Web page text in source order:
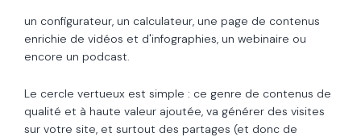
un configurateur, un calculateur, une page de contenus
enrichie de vidéos et d'infographies, un webinaire ou
encore un podcast.
Le cercle vertueux est simple : ce genre de contenus de
qualité et à haute valeur ajoutée, va générer des visites
sur votre site, et surtout des partages (et donc de